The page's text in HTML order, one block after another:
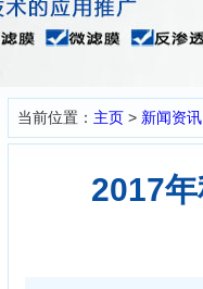
当前位置： 主页 > 新闻资讯
2017